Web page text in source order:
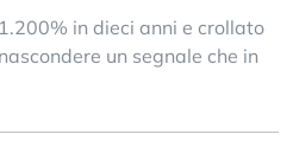
in dieci anni e crollato
un segnale che in